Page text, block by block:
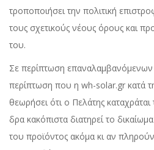
τροποποιήσει την πολιτική
τους σχετικούς νέους όρους και
του.
Σε περίπτωση
περίπτωση που η wh-solar.gr κατά
θεωρήσει ότι ο Πελάτης
δρα κακόπιστα διατηρεί το
του προϊόντος ακόμα κι αν